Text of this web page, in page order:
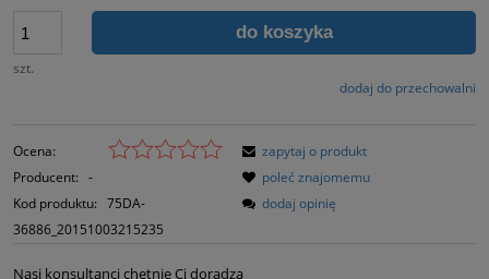
szt.
do koszyka
dodaj do przechowalni
Ocena:
Producent: -
Kod produktu: 75DA-
36886_20151003215235
zapytaj o produkt
poleć znajomemu
dodaj opinię
Nasi konsultanci chętnie Ci doradzą